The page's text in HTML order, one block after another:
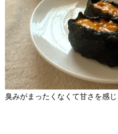
臭みがまったくなくて甘さを感じ